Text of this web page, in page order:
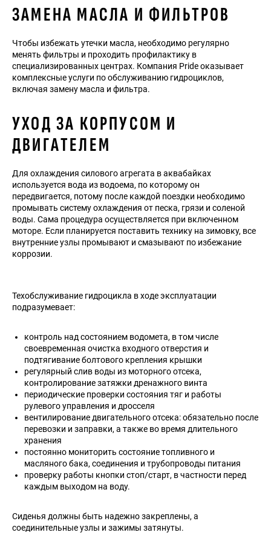
ЗАМЕНА МАСЛА И ФИЛЬТРОВ
Чтобы избежать утечки масла, необходимо регулярно
менять фильтры и проходить профилактику в
специализированных центрах. Компания Pride оказывает
комплексные услуги по обслуживанию гидроциклов,
включая замену масла и фильтра.
УХОД ЗА КОРПУСОМ И
ДВИГАТЕЛЕМ
Для охлаждения силового агрегата в аквабайках
используется вода из водоема, по которому он
передвигается, потому после каждой поездки необходимо
промывать систему охлаждения от песка, грязи и соленой
воды. Сама процедура осуществляется при включенном
моторе. Если планируется поставить технику на зимовку, все
внутренние узлы промывают и смазывают по избежание
коррозии.
Техобслуживание гидроцикла в ходе эксплуатации
подразумевает:
контроль над состоянием водомета, в том числе
своевременная очистка входного отверстия и
подтягивание болтового крепления крышки
регулярный слив воды из моторного отсека,
контролирование затяжки дренажного винта
периодические проверки состояния тяг и работы
рулевого управления и дросселя
вентилирование двигательного отсека: обязательно после
перевозки и заправки, а также во время длительного
хранения
постоянно мониторить состояние топливного и
масляного бака, соединения и трубопроводы питания
проверку работы кнопки стоп/старт, в частности перед
каждым выходом на воду.
Сиденья должны быть надежно закреплены, а
соединительные узлы и зажимы затянуты.